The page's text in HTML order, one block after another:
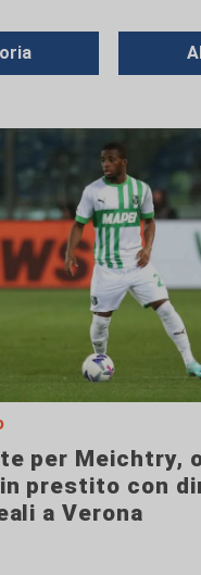
per Meichtry,
prestito con
a Verona